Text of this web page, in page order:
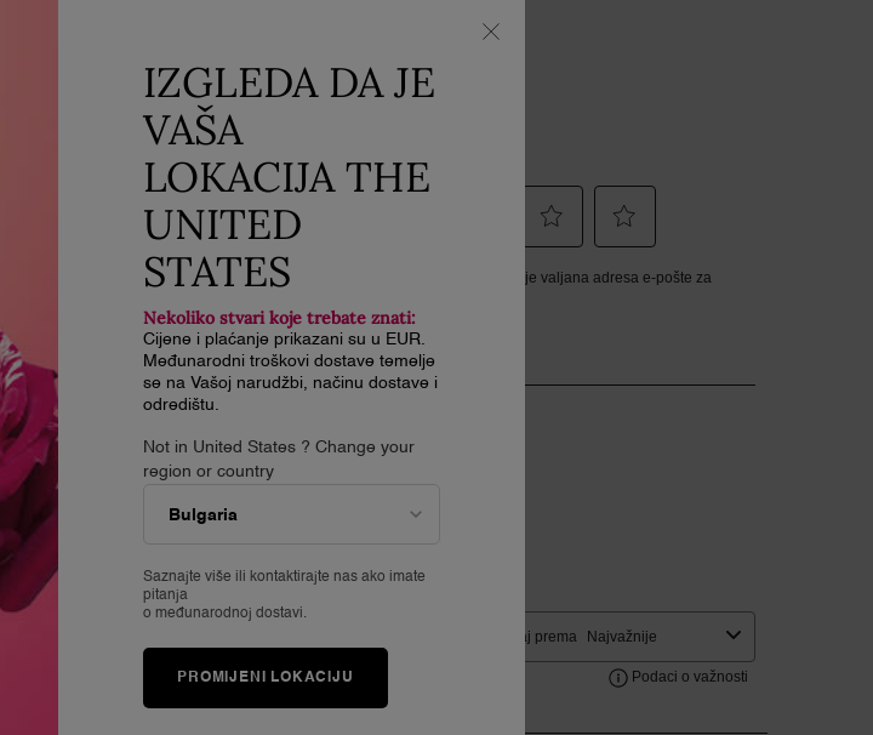
IZGLEDA DA JE
VAŠA
LOKACIJA THE
UNITED
STATES
Nekoliko stvari koje trebate znati:
Cijene i plaćanje prikazani su u EUR.
Međunarodni troškovi dostave temelje
se na Vašoj narudžbi, načinu dostave i
odredištu.
Not in United States ? Change your
region or country
Saznajte više ili kontaktirajte nas ako imate
pitanja
o međunarodnoj dostavi.
PROMIJENI LOKACIJU